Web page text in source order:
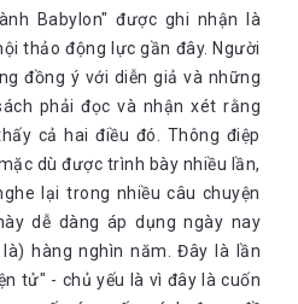
được vào 6 cái lọ. Lọ đầu tiên
tiêu cho nhu cầu thiết yếu, bạn
mình vào đây; tiếp đến là 10%
3 với 10% để tiết kiệm dài hạn; lọ
tư, lọ thứ 5 với 10% để thỏa
lọ cuối cùng là 5% dành để cho
nô lệ làm việc chăm chỉ cho
chỉ căn cứ vào những đồng
mà điều cần lưu ý hơn chính là
của người đó. Bắt đầu từ một số
cho vay và cho nhiều người vay.
Babylon" được ghi nhận là
thảo động lực gần đây. Người
đồng ý với diễn giả và những
phải đọc và nhận xét rằng
cả hai điều đó. Thông điệp
dù được trình bày nhiều lần,
lại trong nhiều câu chuyện
dễ dàng áp dụng ngày nay
hàng nghìn năm. Đây là lần
tử" - chủ yếu là vì đây là cuốn